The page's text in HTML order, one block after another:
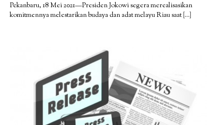
Pekanbaru, 18 Mei 2021—Presiden Jokowi segera merealisasikan
komitmennya melestarikan budaya dan adat melayu Riau saat[…]